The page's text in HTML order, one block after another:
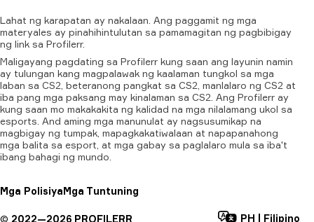
Lahat ng karapatan ay nakalaan. Ang paggamit ng mga
materyales ay pinahihintulutan sa pamamagitan ng pagbibigay
ng link sa Profilerr.
Maligayang pagdating sa Profilerr kung saan ang layunin namin
ay tulungan kang magpalawak ng kaalaman tungkol sa mga
laban sa CS2, beteranong pangkat sa CS2, manlalaro ng CS2 at
iba pang mga paksang may kinalaman sa CS2. Ang Profilerr ay
kung saan mo makakakita ng kalidad na mga nilalamang ukol sa
esports. And aming mga manunulat ay nagsusumikap na
magbigay ng tumpak, mapagkakatiwalaan at napapanahong
mga balita sa esport, at mga gabay sa paglalaro mula sa iba't
ibang bahagi ng mundo.
Mga PolisiyaMga Tuntuning
© 2022—2026 PROFILERR PH Filipino